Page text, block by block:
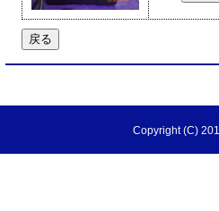
Copyright (C)